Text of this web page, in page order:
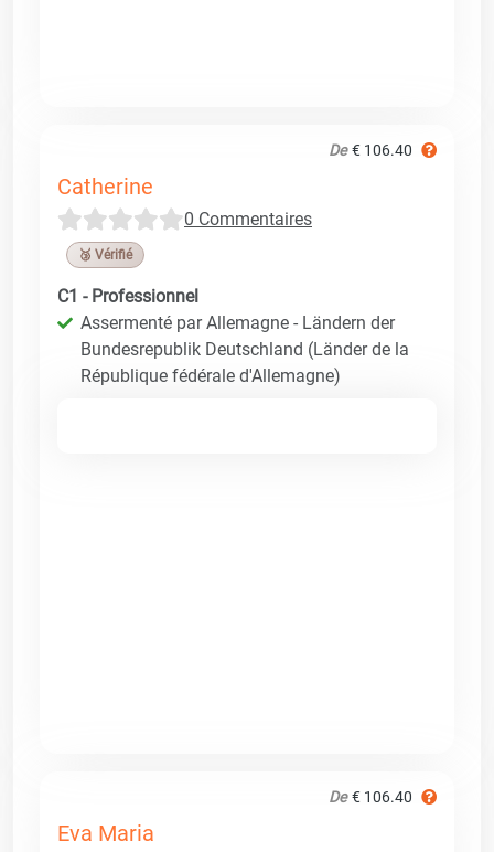
De € 106.40
Catherine
0 Commentaires
🥉 Vérifié
C1 - Professionnel
Assermenté par Allemagne - Ländern der
Bundesrepublik Deutschland (Länder de la
République fédérale d'Allemagne)
De € 106.40
Eva Maria